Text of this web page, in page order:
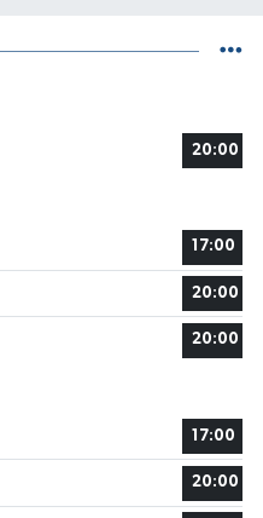
20:00
17:00
20:00
20:00
17:00
20:00